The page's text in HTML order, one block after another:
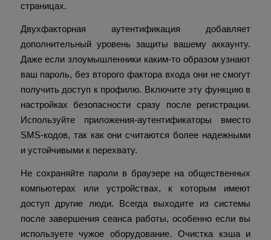
страницах.
Двухфакторная аутентификация добавляет
дополнительный уровень защиты вашему аккаунту.
Даже если злоумышленники каким-то образом узнают
ваш пароль, без второго фактора входа они не смогут
получить доступ к профилю. Включите эту функцию в
настройках безопасности сразу после регистрации.
Используйте приложения-аутентификаторы вместо
SMS-кодов, так как они считаются более надежными
и устойчивыми к перехвату.
Не сохраняйте пароли в браузере на общественных
компьютерах или устройствах, к которым имеют
доступ другие люди. Всегда выходите из системы
после завершения сеанса работы, особенно если вы
используете чужое оборудование. Очистка кэша и